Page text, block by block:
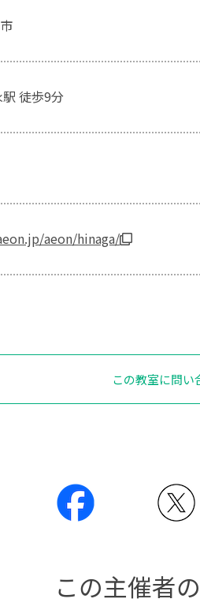
徒歩9分
aeon/hinaga/
この教室に問い
この主催者